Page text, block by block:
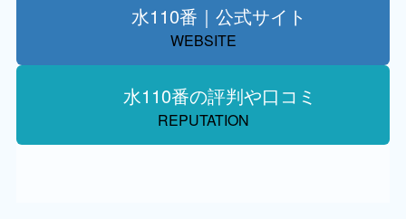
水110番｜公式サイト
WEBSITE
水110番の評判や口コミ
REPUTATION